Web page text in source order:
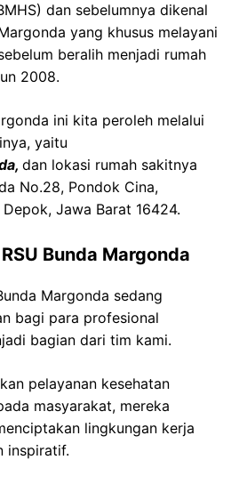
dan sebelumnya dikenal
yang khusus melayani
beralih menjadi rumah
2008.
ini kita peroleh melalui
yaitu
dan lokasi rumah sakitnya
No.28, Pondok Cina,
Jawa Barat 16424.
Bunda Margonda
Margonda sedang
bagi para profesional
bagian dari tim kami.
pelayanan kesehatan
masyarakat, mereka
lingkungan kerja
inspiratif.